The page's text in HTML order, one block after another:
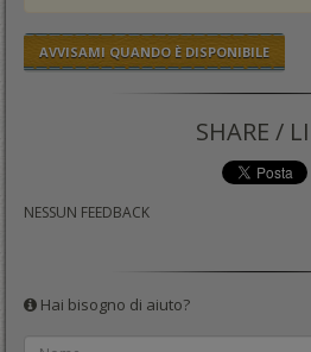
AVVISAMI QUANDO È DISPONIBILE
SHARE /
NESSUN FEEDBACK
Hai bisogno di aiuto?